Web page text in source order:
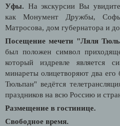
Уфы. На экскурсии Вы
как Монумент Дружбы,
Матросова, дом губернатора и
Посещение мечети "Ляля
был положен символ
который издревле является
минареты олицетворяют два
Тюльпан" ведётся
праздников на всю Россию и
Размещение в гостинице.
Свободное время.